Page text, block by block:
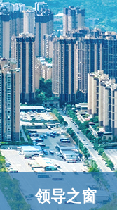
领导之窗